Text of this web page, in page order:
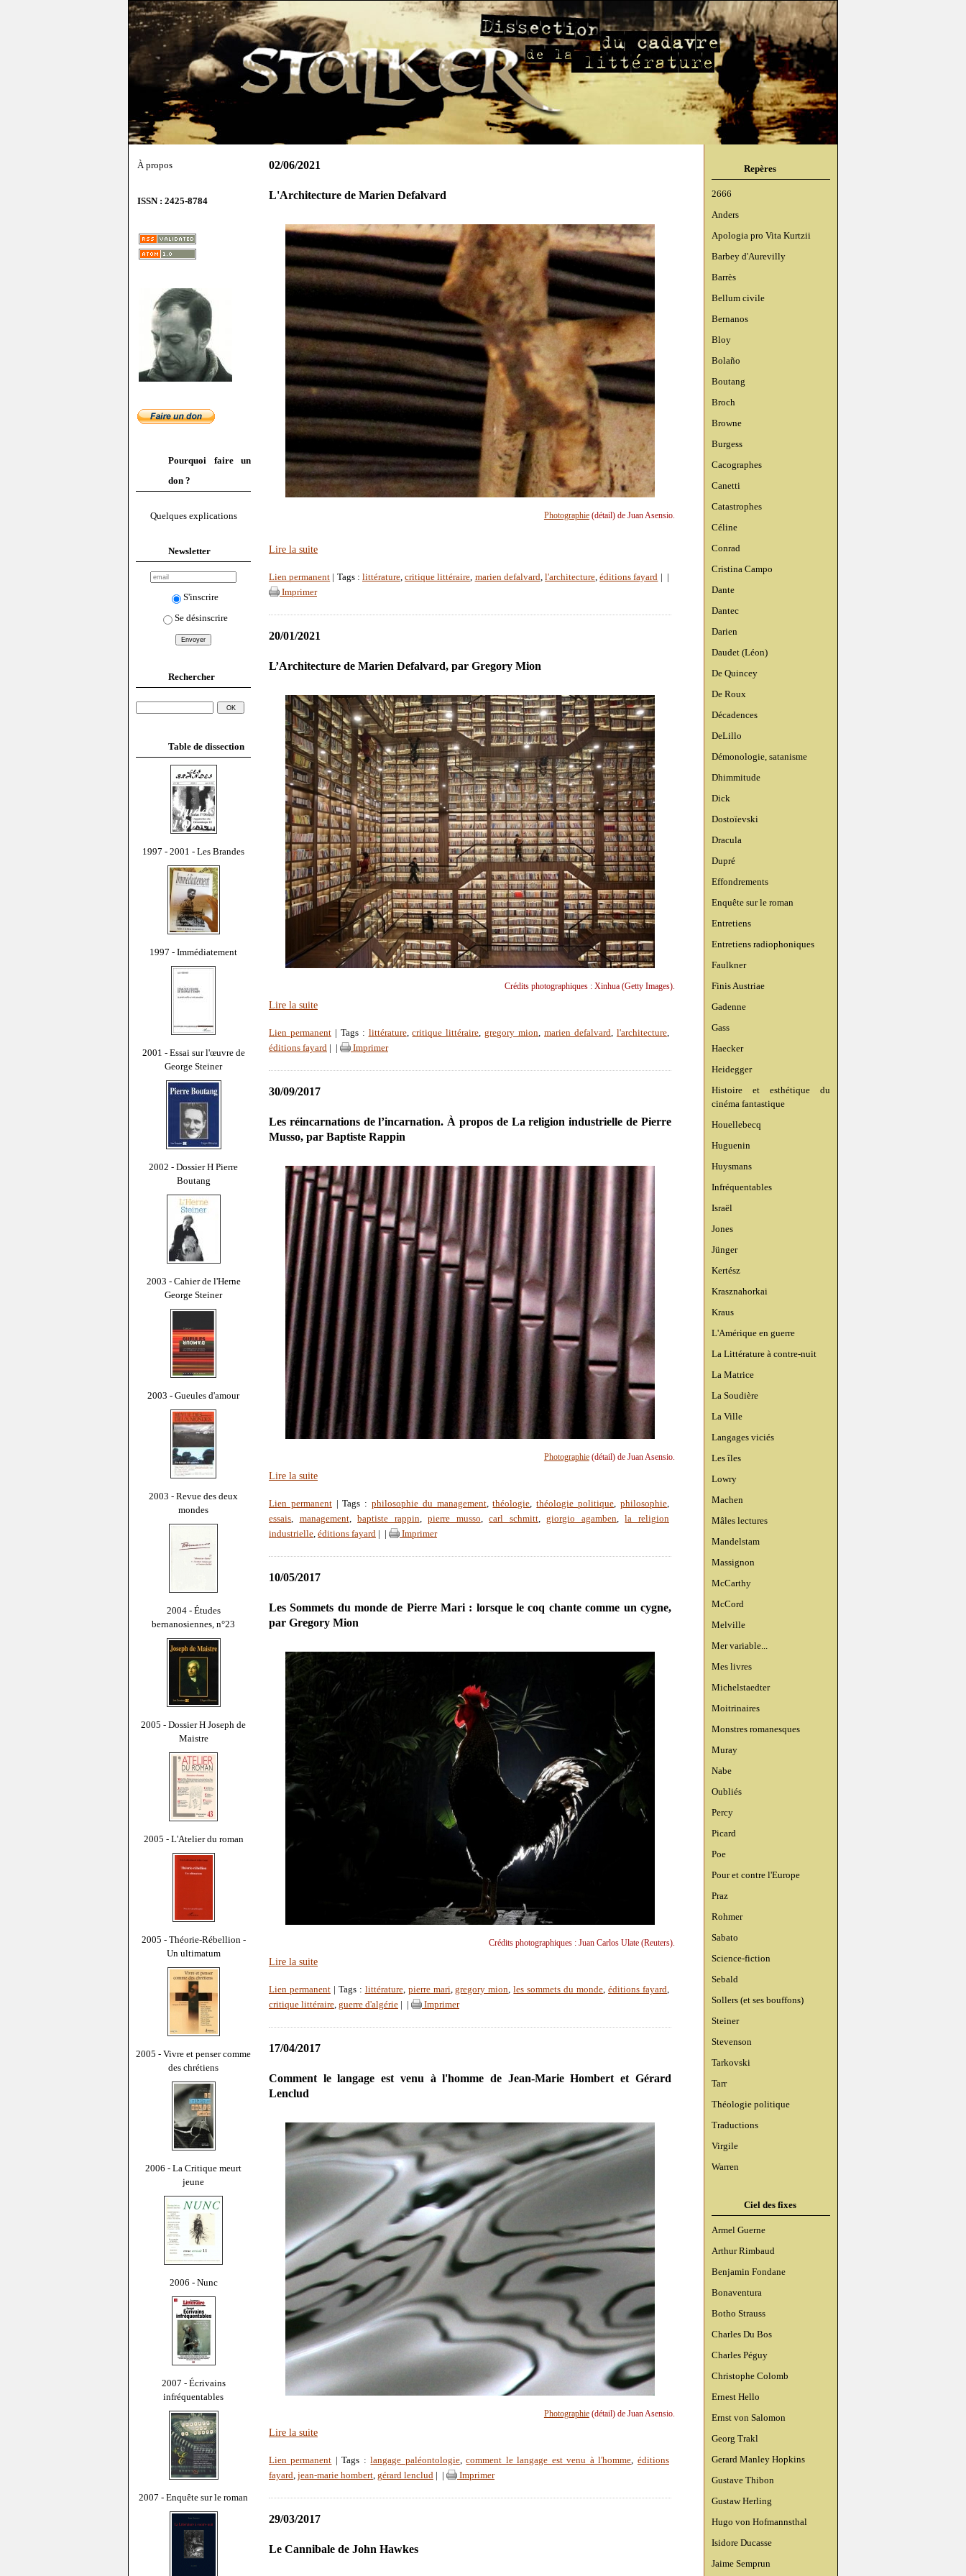
À propos
ISSN : 2425-8784
Pourquoi faire un
don ?
Quelques explications
Newsletter
S'inscrire
Se désinscrire
Rechercher
Table de dissection
1997 - 2001 - Les Brandes
1997 - Immédiatement
2001 - Essai sur l'œuvre de
George Steiner
2002 - Dossier H Pierre
Boutang
2003 - Cahier de l'Herne
George Steiner
2003 - Gueules d'amour
2003 - Revue des deux
mondes
2004 - Études
bernanosiennes, n°23
2005 - Dossier H Joseph de
Maistre
2005 - L'Atelier du roman
2005 - Théorie-Rébellion -
Un ultimatum
2005 - Vivre et penser comme
des chrétiens
2006 - La Critique meurt
jeune
2006 - Nunc
2007 - Écrivains
infréquentables
2007 - Enquête sur le roman
Repères
2666
Anders
Apologia pro Vita Kurtzii
Barbey d'Aurevilly
Barrès
Bellum civile
Bernanos
Bloy
Bolaño
Boutang
Broch
Browne
Burgess
Cacographes
Canetti
Catastrophes
Céline
Conrad
Cristina Campo
Dante
Dantec
Darien
Daudet (Léon)
De Quincey
De Roux
Décadences
DeLillo
Démonologie, satanisme
Dhimmitude
Dick
Dostoïevski
Dracula
Dupré
Effondrements
Enquête sur le roman
Entretiens
Entretiens radiophoniques
Faulkner
Finis Austriae
Gadenne
Gass
Haecker
Heidegger
Histoire et esthétique du
cinéma fantastique
Houellebecq
Huguenin
Huysmans
Infréquentables
Israël
Jones
Jünger
Kertész
Krasznahorkai
Kraus
L'Amérique en guerre
La Littérature à contre-nuit
La Matrice
La Soudière
La Ville
Langages viciés
Les îles
Lowry
Machen
Mâles lectures
Mandelstam
Massignon
McCarthy
McCord
Melville
Mer variable...
Mes livres
Michelstaedter
Moitrinaires
Monstres romanesques
Muray
Nabe
Oubliés
Percy
Picard
Poe
Pour et contre l'Europe
Praz
Rohmer
Sabato
Science-fiction
Sebald
Sollers (et ses bouffons)
Steiner
Stevenson
Tarkovski
Tarr
Théologie politique
Traductions
Virgile
Warren
Ciel des fixes
Armel Guerne
Arthur Rimbaud
Benjamin Fondane
Bonaventura
Botho Strauss
Charles Du Bos
Charles Péguy
Christophe Colomb
Ernest Hello
Ernst von Salomon
Georg Trakl
Gerard Manley Hopkins
Gustave Thibon
Gustaw Herling
Hugo von Hofmannsthal
Isidore Ducasse
Jaime Semprun
02/06/2021
L'Architecture de Marien Defalvard
Photographie(détail) de Juan Asensio.
Lire la suite
Lien permanent | Tags : littérature,critique littéraire, marien defalvard, l'architecture,éditions fayard
Imprimer
20/01/2021
L’Architecture de Marien Defalvard, par Gregory Mion
Crédits photographiques : Xinhua (Getty Images).
Lire la suite
Lien permanent| Tags : littérature,critique littéraire,gregory mion,marien defalvard, l'architecture,
éditions fayard
Imprimer
30/09/2017
Les réincarnations de l’incarnation. À propos de La religion industrielle de Pierre
Musso, par Baptiste Rappin
Photographie(détail) de Juan Asensio.
Lire la suite
Lien permanent| Tags :philosophie du management,théologie,théologie politique, philosophie,
essais, management,baptiste rappin,pierre musso,carl schmitt,giorgio agamben,la religion
industrielle, éditions fayard Imprimer
10/05/2017
Les Sommets du monde de Pierre Mari : lorsque le coq chante comme un cygne,
par Gregory Mion
Crédits photographiques : Juan Carlos Ulate (Reuters).
Lire la suite
Lien permanent| Tags : littérature, pierre mari,gregory mion,les sommets du monde,éditions fayard,
critique littéraire, guerre d'algérie Imprimer
17/04/2017
Comment le langage est venu à l'homme de Jean-Marie Hombert et Gérard
Lenclud
Photographie(détail) de Juan Asensio.
Lire la suite
Lien permanent | Tags :langage paléontologie,comment le langage est venu à l'homme, éditions
fayard, jean-marie hombert, gérard lenclud Imprimer
29/03/2017
Le Cannibale de John Hawkes